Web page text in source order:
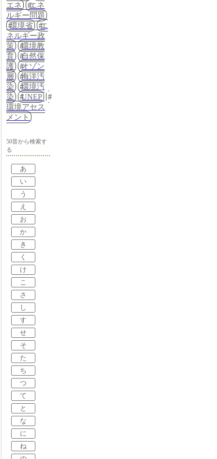
エネ
エネ
ルギー問題
環境省
エ
ネルギー政
策
環境教
育
自然保
護
オゾン
層
海洋汚
染
環境汚
染
UNEP
環境アセス
メント
50音から検索す
る
あ
い
う
え
お
か
き
く
け
こ
さ
し
す
せ
そ
た
ち
つ
て
と
な
に
ね